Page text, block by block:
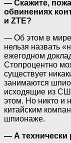
— Скажите,
обвинениях
и ZTE?
— Об этом в мире
нельзя назвать
ежегодном
Стопроцентно
существует
занимаются
исходящие из
этом. Но никто и
китайским
шпионаже.
— А технически